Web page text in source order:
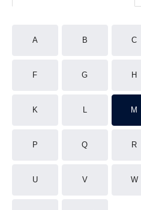
A B C
F G H
K L M
P Q R
U V W